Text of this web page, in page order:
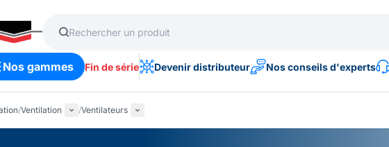
Nos gammes Fin de série Devenir distributeur Nos conseils d'experts
/Ventilation /Ventilateurs